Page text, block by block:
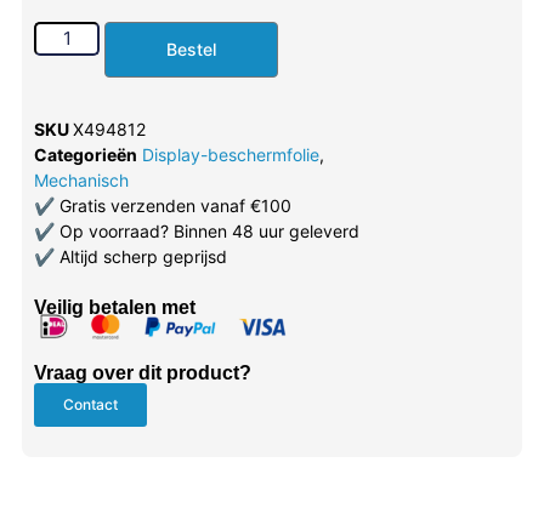
Bestel
SKUX494812
Categorieën Display-beschermfolie,
Mechanisch
✔Gratis verzenden vanaf €100
✔Op voorraad? Binnen 48 uur geleverd
✔Altijd scherp geprijsd
Veilig betalen met
Vraag over dit product?
Contact